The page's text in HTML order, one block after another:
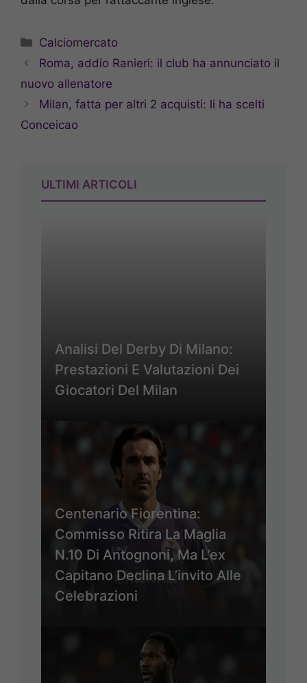
Categorie
Calciomercato
Roma, addio Ranieri: il club ha annunciato il
nuovo allenatore
Milan, fatta per altri 2 acquisti: li ha scelti
Conceicao
ULTIMI ARTICOLI
Analisi Del Derby Di Milano:
Prestazioni E Valutazioni Dei
Giocatori Del Milan
Centenario Fiorentina:
Commisso Ritira La Maglia
N.10 Di Antognoni, Ma L’ex
Capitano Declina L’invito Alle
Celebrazioni